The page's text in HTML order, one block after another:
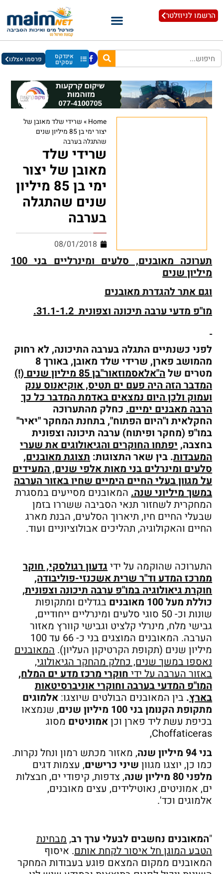
הרשמו לניוזלטר
אינדקס
עסקים פרסמו אצלנו
Home
» שרידי שלד מאובן של
יצור ימי בן 85 מיליון שנים
שהתגלה בערבה
שרידי שלד
מאובן של יצור
ימי בן 85 מיליון
שנים שהתגלה
בערבה
08/01/2018
תערוכה מאובנים, סלעים ומינרליים בני 100
מיליון שנים
וגם אתר להגדרת מאובנים
מו"פ מדעי ערבה תיכונה וצפונית 31.1-1.2.
לפני כשנתיים התגלה בערבה התיכונה, לא רחוק
מהמושב פארן, שרידי שלד מאובן, באורך 8
מטרים של
ה"אלאסמוזאור"בן 85 מיליון שנים (!)
המדבר הזה היה פעם ים תטיס, אוקיאנוס ענק
ועמוק ולכן היום נמצאים באדמת המדבר כל כך
הרבה מאבנים ימיים. כחלק מהתערוכה
החקלאית ו"היום הפתוח", בתחנת המחקר "יאיר"
במו"פ (מחקר ופיתוח) ערבה תיכונה וצפונית
בחצבה, יפתחו החוקרים והגיאולוגים את שערי
המעבדות. בין שאר התצוגות: תצוגת מאובנים,
סלעים ומינרלים בני מאות אלפי שנים, המעידים
על מגוון בעלי החיים הימיים שחיו באזור הערבה
במשך מיליוני שנה. המאובנים מסייעים במסגרת
המחקרית לשחזור תנאי הסביבה ששררו בזמן
שבעלי החיים חיו, תיארוך הסלעים, הבנת מארג
החיים והאקולוגיה, תהליכים אבולוציוניים ועוד.
התערוכה שהוקמה על ידיגדעון רגולסקי, חוקר
ממרכז המדע וד"ר שרית אשכנזי-פוליבודה,
חוקרת גיאולוגיה במו"פ ערבה תיכונה וצפונית,
כוללת מעל 100 מאובנים
בגדלים ומתקופות
שונות וכ- 50 סוגי סלעים ומינרליים ייחודיים,
גבישי מלח, מינרלי קלציט וגבישי קוורץ מאזור
הערבה. המאובנים המוצגים בני כ- 66 עד 100
מיליון שנים (תקופת הקרטיקון העליון).המאובנים
נאספו במשך שנים, כחלק מהחקר הגיאולוגי,
באזור הערבה על ידיחוקרי מרכז מדע ים המלח,
המו"פ המדעי בערבה וחוקרי אוניברסיטאות
בארץ. בין המאובנים הבולטים שיוצגו: אלמוגים
מתקופת הקנומן בני 100 מיליון שנים
, שנמצאו
בכיפת עשת ליד פארן וכןאמוניטים מסוג
Choffaticeras,
בני 94 מיליון שנה
, מאזור מכתש רמון ונחל נקרות.
כמו כן, יוצגו מגווןשיני כרישים, עצמות דגים
מלפני 80 מיליון שנה
, צדפות, קיפודי ים, חבצלות
ים, אמוניטים, נאוטילידים, עצים מאובנים,
אלמוגים וכד'.
"המאובנים נחשבים לבעלי ערך רב, מבחינת
הטבע המוגן חל איסור לקחת אותם. איסוף
המאובנים ממקום המצאם פוגע בעבודות המחקר